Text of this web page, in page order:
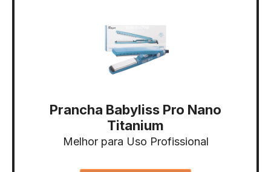
Prancha Babyliss Pro Nano
Titanium
Melhor para Uso Profissional